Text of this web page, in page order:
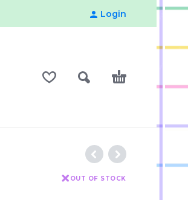
Login
OUT OF STOCK